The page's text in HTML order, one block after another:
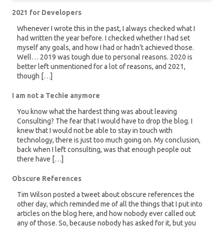
2021 for Developers
Whenever I wrote this in the past, I always checked what I
had written the year before. I checked whether I had set
myself any goals, and how I had or hadn’t achieved those.
Well… 2019 was tough due to personal reasons. 2020 is
better left unmentioned for a lot of reasons, and 2021,
though […]
I am not a Techie anymore
You know what the hardest thing was about leaving
Consulting? The fear that I would have to drop the blog. I
knew that I would not be able to stay in touch with
technology, there is just too much going on. My conclusion,
back when I left consulting, was that enough people out
there have […]
Obscure References
Tim Wilson posted a tweet about obscure references the
other day, which reminded me of all the things that I put into
articles on the blog here, and how nobody ever called out
any of those. So, because nobody has asked for it, but you